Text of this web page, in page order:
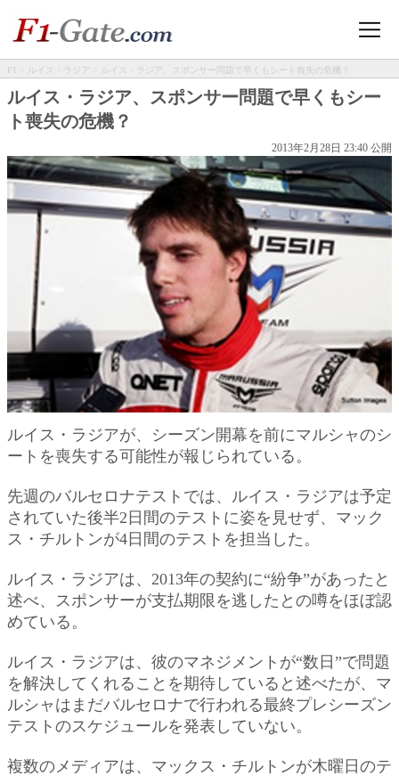
F1 > ルイス・ラジア > ルイス・ラジア、スポンサー問題で早くもシート喪失の危機？
ルイス・ラジア、スポンサー問題で早くもシー
ト喪失の危機？
2013年2月28日 23:40 公開
ルイス・ラジアが、シーズン開幕を前にマルシャのシ
ートを喪失する可能性が報じられている。
先週のバルセロナテストでは、ルイス・ラジアは予定
されていた後半2日間のテストに姿を見せず、マック
ス・チルトンが4日間のテストを担当した。
ルイス・ラジアは、2013年の契約に“紛争”があったと
述べ、スポンサーが支払期限を逃したとの噂をほぼ認
めている。
ルイス・ラジアは、彼のマネジメントが“数日”で問題
を解決してくれることを期待していると述べたが、マ
ルシャはまだバルセロナで行われる最終プレシーズン
テストのスケジュールを発表していない。
複数のメディアは、マックス・チルトンが木曜日のテ